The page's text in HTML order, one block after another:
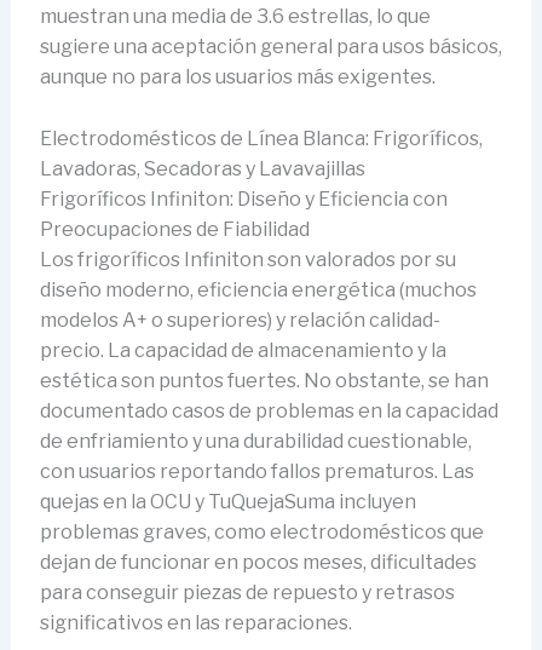
muestran una media de 3.6 estrellas, lo que
sugiere una aceptación general para usos básicos,
aunque no para los usuarios más exigentes.
Electrodomésticos de Línea Blanca: Frigoríficos,
Lavadoras, Secadoras y Lavavajillas
Frigoríficos Infiniton: Diseño y Eficiencia con
Preocupaciones de Fiabilidad
Los frigoríficos Infiniton son valorados por su
diseño moderno, eficiencia energética (muchos
modelos A+ o superiores) y relación calidad-
precio. La capacidad de almacenamiento y la
estética son puntos fuertes. No obstante, se han
documentado casos de problemas en la capacidad
de enfriamiento y una durabilidad cuestionable,
con usuarios reportando fallos prematuros. Las
quejas en la OCU y TuQuejaSuma incluyen
problemas graves, como electrodomésticos que
dejan de funcionar en pocos meses, dificultades
para conseguir piezas de repuesto y retrasos
significativos en las reparaciones.